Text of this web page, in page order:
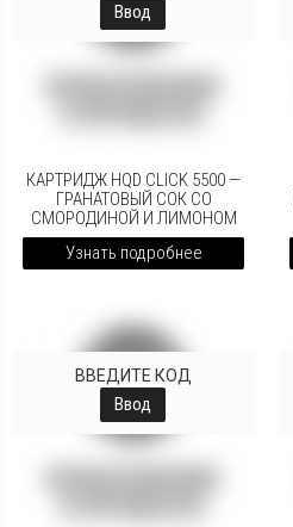
Ввод
КАРТРИДЖ HQD CLICK 5500 —
ГРАНАТОВЫЙ СОК СО
СМОРОДИНОЙ И ЛИМОНОМ
Узнать подробнее
ВВЕДИТЕ КОД
Ввод